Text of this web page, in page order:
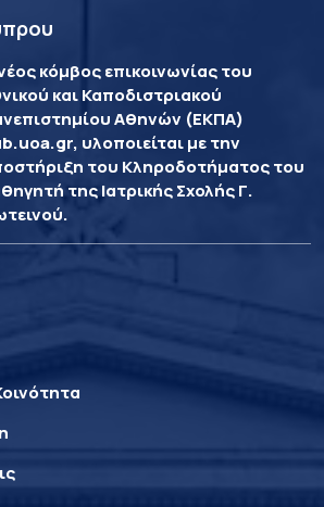
κόμβος επικοινωνίας του
και Καποδιστριακού
Αθηνών (ΕΚΠΑ)
υλοποιείται με την
του Κληροδοτήματος του
της Ιατρικής Σχολής Γ.